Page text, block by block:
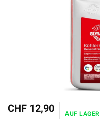
CHF 12,90 AUF LAGER